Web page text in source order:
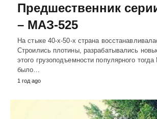
Предшественник
– МАЗ-525
На стыке 40-х-50-х страна
Строились плотины, разрабатывались
этого грузоподъемности популярного
было…
1 год ago